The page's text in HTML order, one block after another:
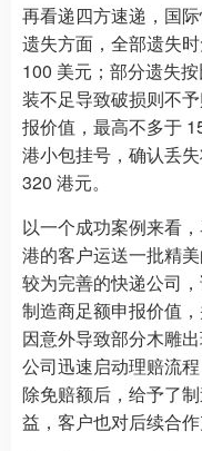
再看递四方速递，国
遗失方面，全部遗失
100 美元；部分遗失
装不足导致破损则不
报价值，最高不多于
港小包挂号，确认丢
320 港元。
以一个成功案例来看
港的客户运送一批精
较为完善的快递公司
制造商足额申报价值
因意外导致部分木雕
公司迅速启动理赔流
除免赔额后，给予了
益，客户也对后续合作